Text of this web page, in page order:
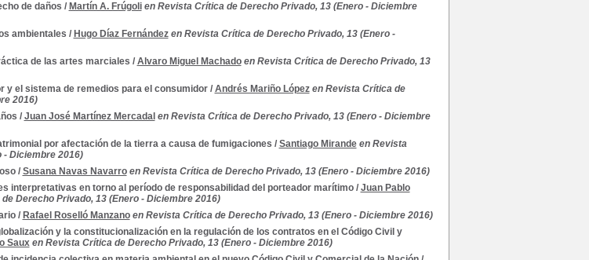
de daños / Martín A. Frúgoli en Revista Crítica de Derecho Privado, 13 (Enero - Diciembre
ambientales / Hugo Díaz Fernández en Revista Crítica de Derecho Privado, 13 (Enero -
de las artes marciales / Alvaro Miguel Machado en Revista Crítica de Derecho Privado, 13
y el sistema de remedios para el consumidor/ Andrés Mariño López en Revista Crítica de
2016)
/ Juan José Martínez Mercadal en Revista Crítica de Derecho Privado, 13 (Enero - Diciembre
por afectación de la tierra a causa de fumigaciones / Santiago Mirande en Revista
- Diciembre 2016)
/ Susana Navas Navarro en Revista Crítica de Derecho Privado, 13 (Enero - Diciembre 2016)
interpretativas en torno al período de responsabilidad del porteador marítimo/ Juan Pablo
Derecho Privado, 13 (Enero - Diciembre 2016)
/ Rafael Roselló Manzano en Revista Crítica de Derecho Privado, 13 (Enero - Diciembre 2016)
y la constitucionalización en la regulación de los contratos en el Código Civil y
Saux en Revista Crítica de Derecho Privado, 13 (Enero - Diciembre 2016)